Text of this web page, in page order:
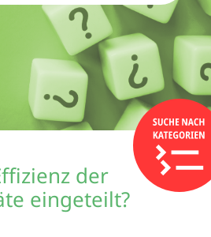
der
eingeteilt?